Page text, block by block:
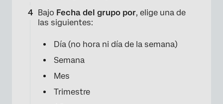
Bajo Fecha del grupo por, elige una de
las siguientes:
Día (no hora ni día de la semana)
Semana
Mes
Trimestre